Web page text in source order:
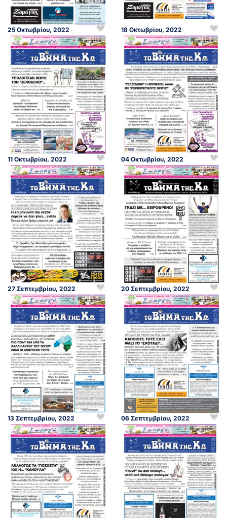
25 Οκτωβρίου, 2022 18 Οκτωβρίου, 2022
11 Οκτωβρίου, 2022 04 Οκτωβρίου, 2022
27 Σεπτεμβρίου, 2022 20 Σεπτεμβρίου, 2022
13 Σεπτεμβρίου, 2022 06 Σεπτεμβρίου, 2022